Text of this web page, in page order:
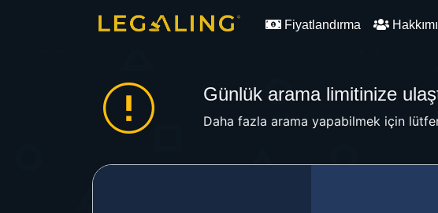
Fiyatlandırma
Günlük arama limitinize
Daha fazla arama yapabilmek için